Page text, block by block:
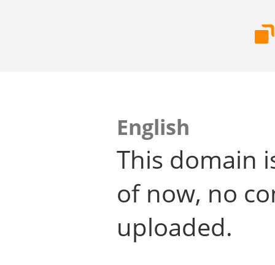
English
This domain
of now, no
uploaded.